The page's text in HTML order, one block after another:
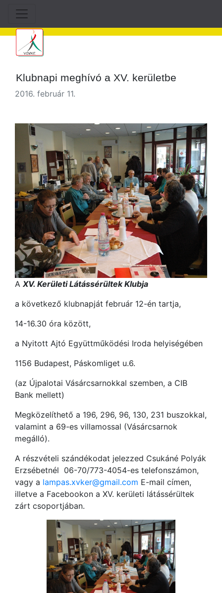
Klubnapi meghívó a XV. kerületbe
2016. február 11.
A XV. Kerületi Látássérültek Klubja
a következő klubnapját február 12-én tartja,
14-16.30 óra között,
a Nyitott Ajtó Együttműködési Iroda helyiségében
1156 Budapest, Páskomliget u.6.
(az Újpalotai Vásárcsarnokkal szemben, a CIB
Bank mellett)
Megközelíthető a 196, 296, 96, 130, 231 buszokkal,
valamint a 69-es villamossal (Vásárcsarnok
megálló).
A részvételi szándékodat jelezzed Csukáné Polyák
Erzsébetnél 06-70/773-4054-es telefonszámon,
vagy a lampas.xvker@gmail.com E-mail címen,
illetve a Facebookon a XV. kerületi látássérültek
zárt csoportjában.